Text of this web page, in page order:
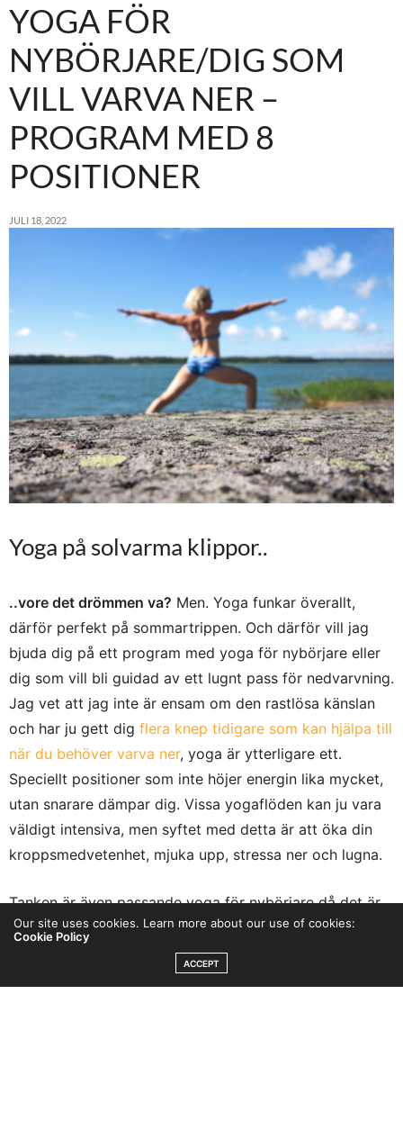
YOGA FÖR
NYBÖRJARE/DIG SOM
VILL VARVA NER –
PROGRAM MED 8
POSITIONER
JULI 18, 2022
Yoga på solvarma klippor..
..vore det drömmen va? Men. Yoga funkar överallt,
därför perfekt på sommartrippen. Och därför vill jag
bjuda dig på ett program med yoga för nybörjare eller
dig som vill bli guidad av ett lugnt pass för nedvarvning.
Jag vet att jag inte är ensam om den rastlösa känslan
och har ju gett dig flera knep tidigare som kan hjälpa till
när du behöver varva ner, yoga är ytterligare ett.
Speciellt positioner som inte höjer energin lika mycket,
utan snarare dämpar dig. Vissa yogaflöden kan ju vara
väldigt intensiva, men syftet med detta är att öka din
kroppsmedvetenhet, mjuka upp, stressa ner och lugna.
Tanken är även passande yoga för nybörjare då det är
positioner som är mindre avancerade. Ett utmärkt sätt
att förstå dg på yoga, där även andningen är en stor
del. Jag rekommenderar att du testar att fördjupa
Our site uses cookies. Learn more about our use of cookies:
Cookie Policy
ACCEPT